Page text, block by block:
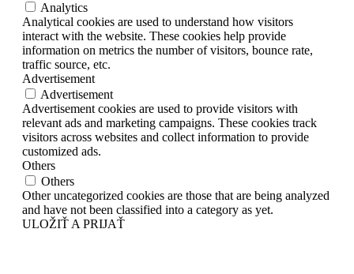
Analytics
Analytical cookies are used to understand how visitors
interact with the website. These cookies help provide
information on metrics the number of visitors, bounce rate,
traffic source, etc.
Advertisement
Advertisement
Advertisement cookies are used to provide visitors with
relevant ads and marketing campaigns. These cookies track
visitors across websites and collect information to provide
customized ads.
Others
Others
Other uncategorized cookies are those that are being analyzed
and have not been classified into a category as yet.
ULOŽIŤ A PRIJAŤ